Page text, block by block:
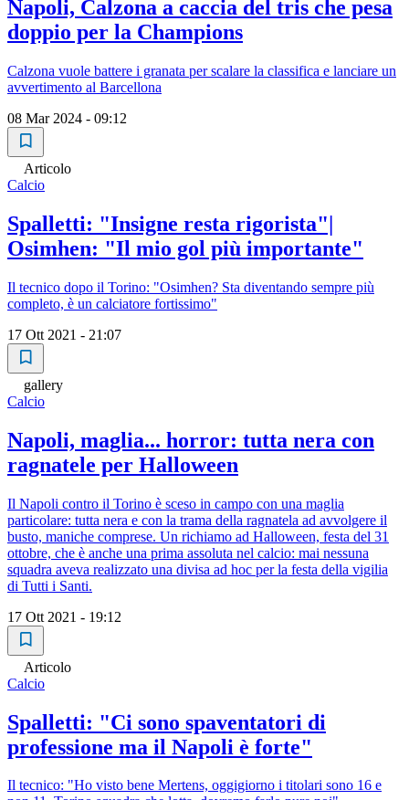
Napoli, Calzona a caccia del tris che pesa
doppio per la Champions
Calzona vuole battere i granata per scalare la classifica e lanciare un
avvertimento al Barcellona
08 Mar 2024 - 09:12
Articolo
Calcio
Spalletti: "Insigne resta rigorista"|
Osimhen: "Il mio gol più importante"
Il tecnico dopo il Torino: "Osimhen? Sta diventando sempre più
completo, è un calciatore fortissimo"
17 Ott 2021 - 21:07
gallery
Calcio
Napoli, maglia... horror: tutta nera con
ragnatele per Halloween
Il Napoli contro il Torino è sceso in campo con una maglia
particolare: tutta nera e con la trama della ragnatela ad avvolgere il
busto, maniche comprese. Un richiamo ad Halloween, festa del 31
ottobre, che è anche una prima assoluta nel calcio: mai nessuna
squadra aveva realizzato una divisa ad hoc per la festa della vigilia
di Tutti i Santi.
17 Ott 2021 - 19:12
Articolo
Calcio
Spalletti: "Ci sono spaventatori di
professione ma il Napoli è forte"
Il tecnico: "Ho visto bene Mertens, oggigiorno i titolari sono 16 e